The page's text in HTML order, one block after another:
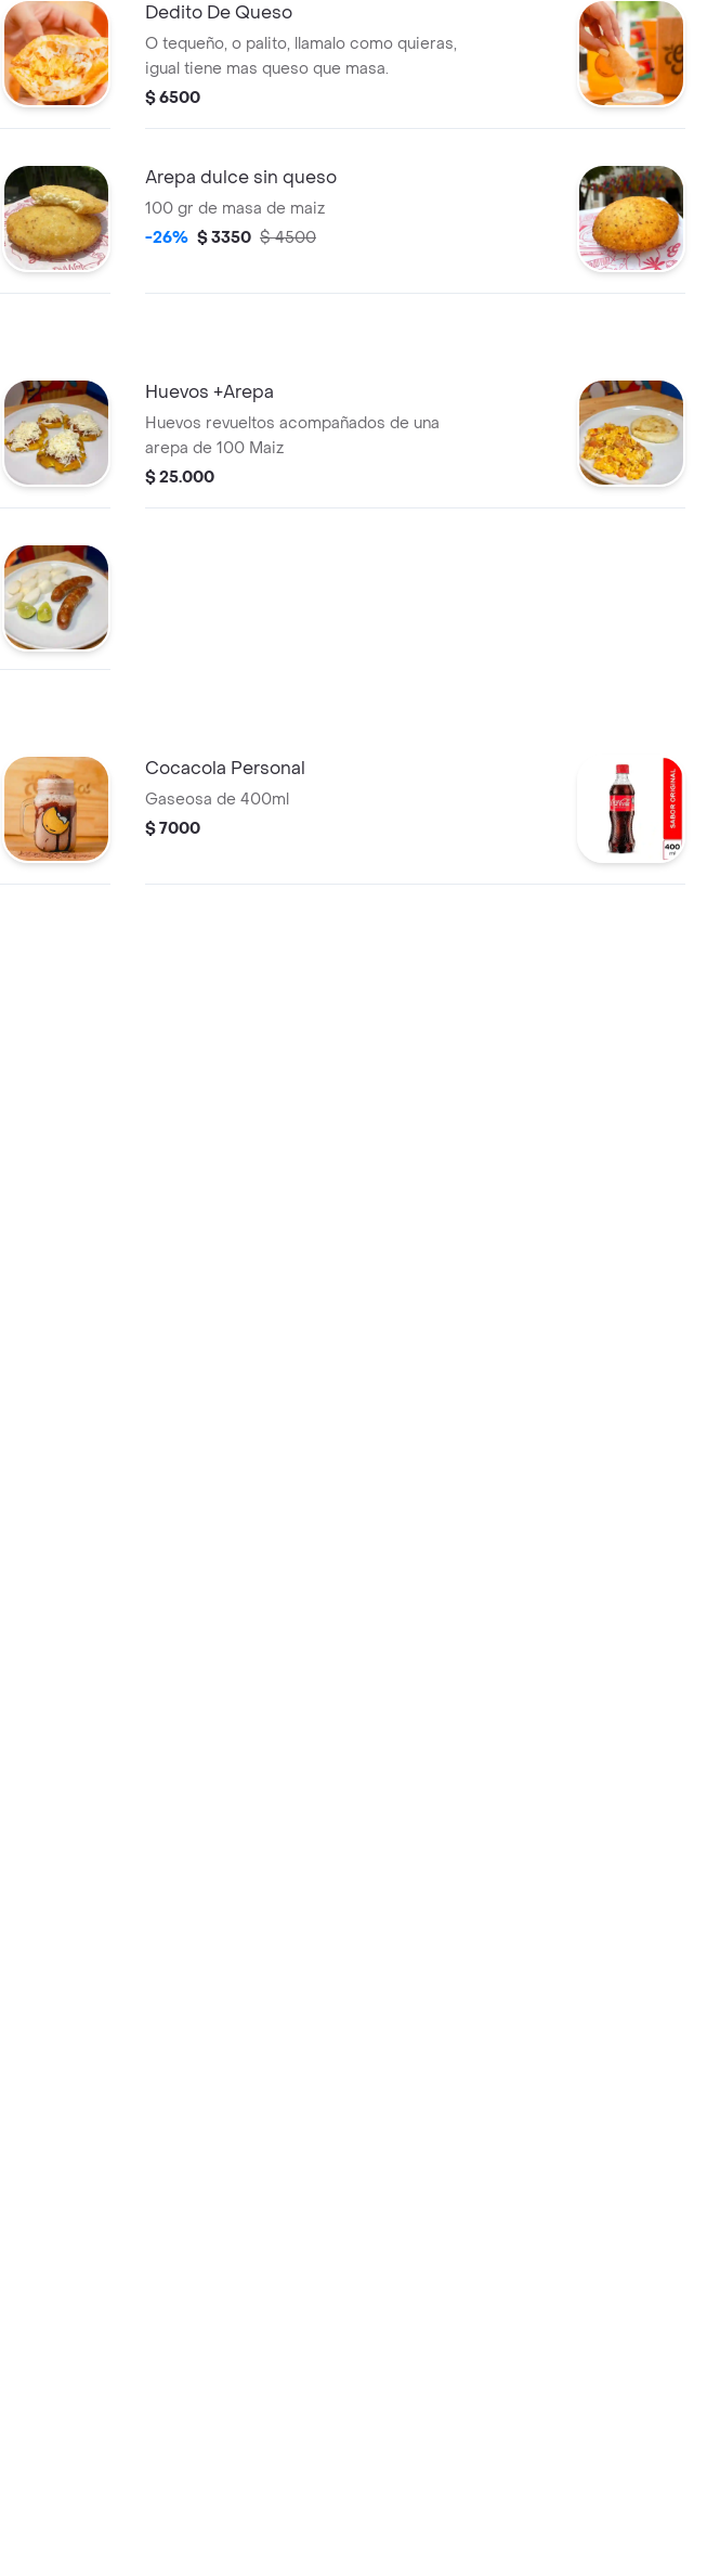
Dedito De Queso
O tequeño, o palito, llamalo como quieras,
igual tiene mas queso que masa.
$ 6500
Arepa dulce sin queso
100 gr de masa de maiz
-26% $ 3350 $ 4500
Huevos +Arepa
Huevos revueltos acompañados de una
arepa de 100 Maiz
$ 25.000
Cocacola Personal
Gaseosa de 400ml
$ 7000